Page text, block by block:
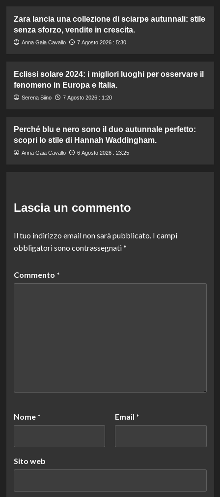
Zara lancia una collezione di sciarpe autunnali: stile
senza sforzo, vendite in crescita.
Anna Gaia Cavallo 7 Agosto 2026 : 5:30
Eclissi solare 2024: i migliori luoghi per osservare il
fenomeno in Europa e Italia.
Serena Siino 7 Agosto 2026 : 1:20
Perché blu e nero sono il duo autunnale perfetto:
scopri lo stile di Hannah Waddingham.
Anna Gaia Cavallo 6 Agosto 2026 : 23:25
Lascia un commento
Il tuo indirizzo email non sarà pubblicato. I campi
obbligatori sono contrassegnati*
Commento *
Nome * Email *
Sito web